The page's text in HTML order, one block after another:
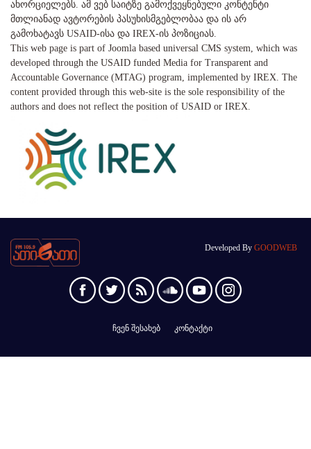
ახორციელებს. ამ ვებ საიტზე გამოქვეყნებული კონტენტი
მთლიანად ავტორების პასუხისმგებლობაა და ის არ
გამოხატავს USAID-ისა და IREX-ის პოზიციას.
This web page is part of Joomla based universal CMS system, which was
developed through the USAID funded Media for Transparent and
Accountable Governance (MTAG) program, implemented by IREX. The
content provided through this web-site is the sole responsibility of the
authors and does not reflect the position of USAID or IREX.
Developed By GOODWEB
ჩვენ შესახებ კონტაქტი